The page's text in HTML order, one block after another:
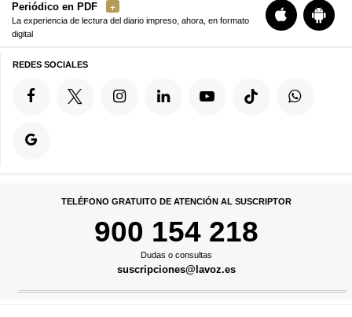
Periódico en PDF
La experiencia de lectura del diario impreso, ahora, en formato
digital
REDES SOCIALES
TELÉFONO GRATUITO DE ATENCIÓN AL SUSCRIPTOR
900 154 218
Dudas o consultas
suscripciones@lavoz.es